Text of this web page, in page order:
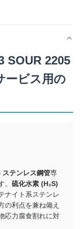
SOUR 2205
ービス用の
テンレス鋼管専
硫化水素 (H₂S)
ナイト系ステンレ
の利点を兼ね備え
応力腐食割れに対